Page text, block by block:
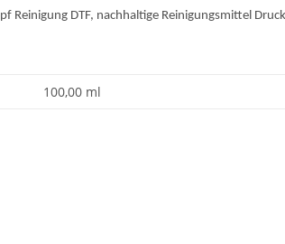
Reinigung DTF, nachhaltige Reinigungsmittel
100,00 ml